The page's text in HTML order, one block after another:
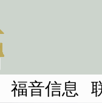
福音信息